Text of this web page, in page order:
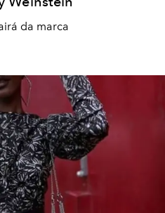
da marca